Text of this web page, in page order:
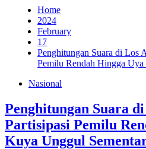
Home
2024
February
17
Penghitungan Suara di Los
Pemilu Rendah Hingga
Nasional
Penghitungan Suara
Partisipasi Pemilu
Kuya Unggul